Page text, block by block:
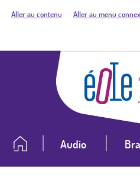
Aller au contenu Aller au menu
Audio